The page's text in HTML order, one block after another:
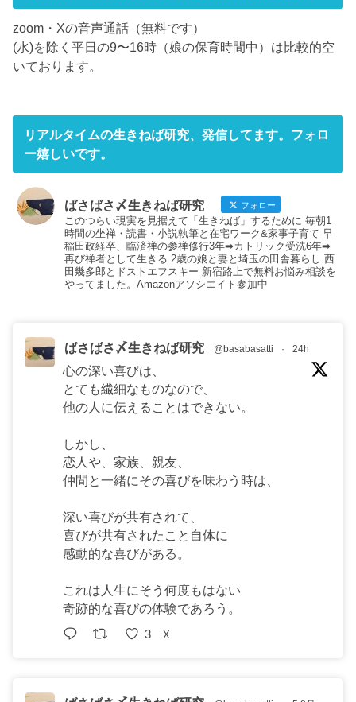
zoom・Xの音声通話（無料です）
(水)を除く平日の9〜16時（娘の保育時間中）は比較的空
いております。
リアルタイムの生きねば研究、発信してます。フォロ
ー嬉しいです。
ばさばさ〆生きねば研究 フォロー
このつらい現実を見据えて「生きねば」するために 毎朝1
時間の坐禅・読書・小説執筆と在宅ワーク&家事子育て 早
稲田政経卒、臨済禅の参禅修行3年➡︎カトリック受洗6年➡︎
再び禅者として生きる 2歳の娘と妻と埼玉の田舎暮らし 西
田幾多郎とドストエフスキー 新宿路上で無料お悩み相談を
やってました。Amazonアソシエイト参加中
ばさばさ〆生きねば研究 @basabasatti · 24h
心の深い喜びは、
とても繊細なものなので、
他の人に伝えることはできない。
しかし、
恋人や、家族、親友、
仲間と一緒にその喜びを味わう時は、
深い喜びが共有されて、
喜びが共有されたこと自体に
感動的な喜びがある。
これは人生にそう何度もはない
奇跡的な喜びの体験であろう。
3 X